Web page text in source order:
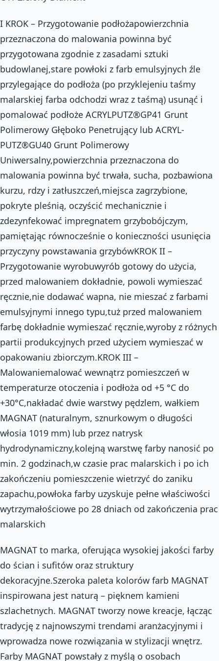
I KROK – Przygotowanie podłożapowierzchnia
przeznaczona do malowania powinna być
przygotowana zgodnie z zasadami sztuki
budowlanej,stare powłoki z farb emulsyjnych źle
przylegające do podłoża (po przyklejeniu taśmy
malarskiej farba odchodzi wraz z taśmą) usunąć i
pomalować podłoże ACRYL­PUTZ®GP41 Grunt
Polimerowy Głęboko Penetrujący lub ACRYL­
PUTZ®GU40 Grunt Polimerowy
Uniwersalny,powierzchnia przeznaczona do
malowania powinna być trwała, sucha, pozbawiona
kurzu, rdzy i zatłuszczeń,miejsca zagrzybione,
pokryte pleśnią, oczyścić mechanicznie i
zdezynfekować impregnatem grzybobójczym,
pamiętając równocześnie o konieczności usunięcia
przyczyny powstawania grzybówKROK II –
Przygotowanie wyrobuwyrób gotowy do użycia,
przed malowaniem dokładnie, powoli wymieszać
ręcznie,nie dodawać wapna, nie mieszać z farbami
emulsyjnymi innego typu,tuż przed malowaniem
farbę dokładnie wymieszać ręcznie,wyroby z różnych
partii produkcyjnych przed użyciem wymieszać w
opakowaniu zbiorczym.KROK III –
Malowaniemalować wewnątrz pomieszczeń w
temperaturze otoczenia i podłoża od +5 °C do
+30°C,nakładać dwie warstwy pędzlem, wałkiem
MAGNAT (naturalnym, sznurkowym o długości
włosia 10­19 mm) lub przez natrysk
hydrodynamiczny,kolejną warstwę farby nanosić po
min. 2 godzinach,w czasie prac malarskich i po ich
zakończeniu pomieszczenie wietrzyć do zaniku
zapachu,powłoka farby uzyskuje pełne właściwości
wytrzymałościowe po 28 dniach od zakończenia prac
malarskich
MAGNAT to marka, oferująca wysokiej jakości farby
do ścian i sufitów oraz struktury
dekoracyjne.Szeroka paleta kolorów farb MAGNAT
inspirowana jest naturą – pięknem kamieni
szlachetnych. MAGNAT tworzy nowe kreacje, łącząc
tradycję z najnowszymi trendami aranżacyjnymi i
wprowadza nowe rozwiązania w stylizacji wnętrz.
Farby MAGNAT powstały z myślą o osobach